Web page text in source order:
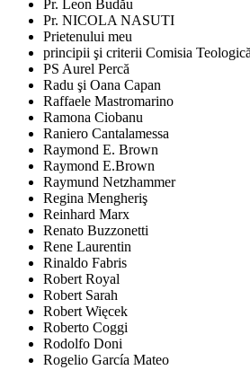
Pr. Leon Budău
Pr. NICOLA NASUTI
Prietenului meu
principii şi criterii Comisia
PS Aurel Percă
Radu şi Oana Capan
Raffaele Mastromarino
Ramona Ciobanu
Raniero Cantalamessa
Raymond E. Brown
Raymond E.Brown
Raymund Netzhammer
Regina Mengheriş
Reinhard Marx
Renato Buzzonetti
Rene Laurentin
Rinaldo Fabris
Robert Royal
Robert Sarah
Robert Więcek
Roberto Coggi
Rodolfo Doni
Rogelio García Mateo